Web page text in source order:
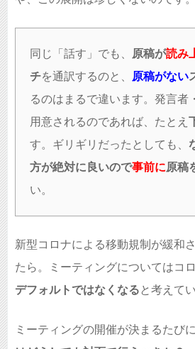
同じ「話す」でも、 原稿が読み
チを通訳するのと、 原稿がない
るのはまるで違います。発言者
用意されるのであれば、たとえ
す。ギリギリだったとしても、
方が絶対に良いので事前に原稿
い。
新型コロナによる移動規制が緩和
たら。ミーティングについてはコ
デフォルトではなくなる と考えて
ミーティングの開催が決まるたびに